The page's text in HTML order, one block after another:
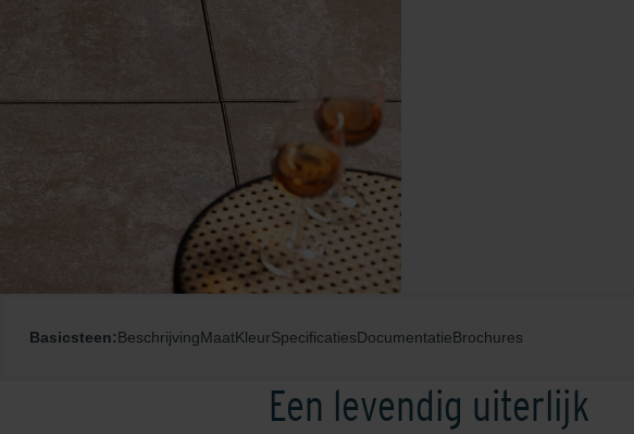
Basicsteen:BeschrijvingMaatKleurSpecificatiesDocumentatieBrochures
Een levendig uiterlijk